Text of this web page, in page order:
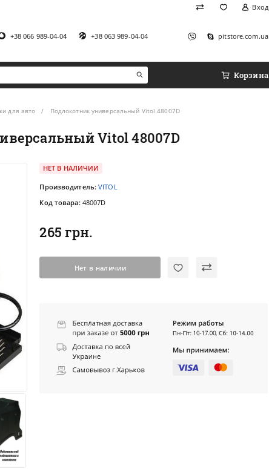
Вход
+38 066 989-04-04 +38 063 989-04-04 pitstore.com.ua
Корзина
для авто Подлокотник универсальный Vitol 48007D
Vitol 48007D
НЕТ В НАЛИЧИИ
Производитель:VITOL
Код товара: 48007D
265 грн.
Нет в наличии